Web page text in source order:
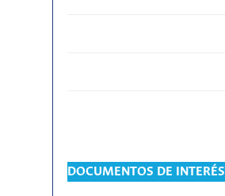
DOCUMENTOS DE INTERÉS